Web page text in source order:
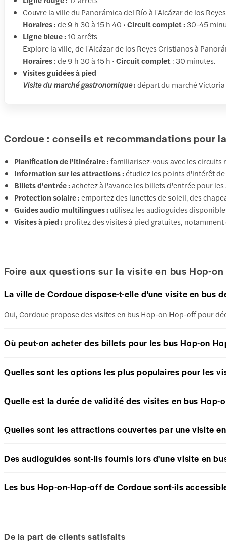
Couvre la ville du Panorámica del Río à l'Alcázar de los
Horaires :de 9 h 30 à 15 h 40 •Circuit complet : 30-45
Ligne bleue :10 arrêts
Explore la ville, de l'Alcázar de los Reyes Cristianos à
Horaires: de 9 h 30 à 15 h •Circuit complet: 30 minutes.
Visites guidées à pied
Visite du marché gastronomique:départ du marché
Cordoue : conseils et recommandations pour
Planification de l'itinéraire :familiarisez-vous avec les
Information sur les attractions :étudiez les points d'intérêt
Billets d'entrée :achetez à l'avance les billets d'entrée pour
Protection solaire :emportez des lunettes de soleil, des
Guides audio multilingues : utilisez les audioguides
Visites à pied : profitez des visites à pied gratuites,
Foire aux questions sur la visite en bus Hop-
La ville de Cordoue dispose-t-elle d'une visite en bus
Oui, Cordoue propose des visites en bus Hop-on Hop-off pour
Où peut-on acheter des billets pour les bus Hop-on
Quelles sont les options les plus populaires pour les
Quelle est la durée de validité des visites en bus Hop-
Quelles sont les attractions couvertes par une visite
Des audioguides sont-ils fournis lors d'une visite en
Les bus Hop-on-Hop-off de Cordoue sont-ils
De la part de clients satisfaits